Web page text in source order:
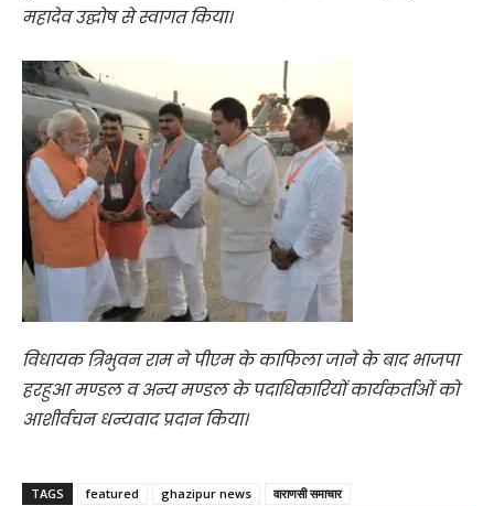
महादेव उद्घोष से स्वागत किया।
विधायक त्रिभुवन राम ने पीएम के काफिला जाने के बाद भाजपा
हरहुआ मण्डल व अन्य मण्डल के पदाधिकारियों कार्यकर्ताओं को
आशीर्वचन धन्यवाद प्रदान किया।
TAGS featured ghazipur news वाराणसी समाचार